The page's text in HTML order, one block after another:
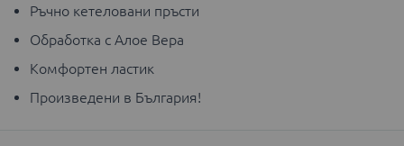
Ръчно кетеловани пръсти
Обработка с Алое Вера
Комфортен ластик
Произведени в България!